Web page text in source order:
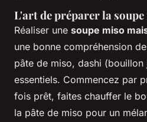
L'art de préparer la
Réaliser une soupe miso
une bonne compréhension
pâte de miso, dashi
essentiels. Commencez par
fois prêt, faites chauffer le
la pâte de miso pour un